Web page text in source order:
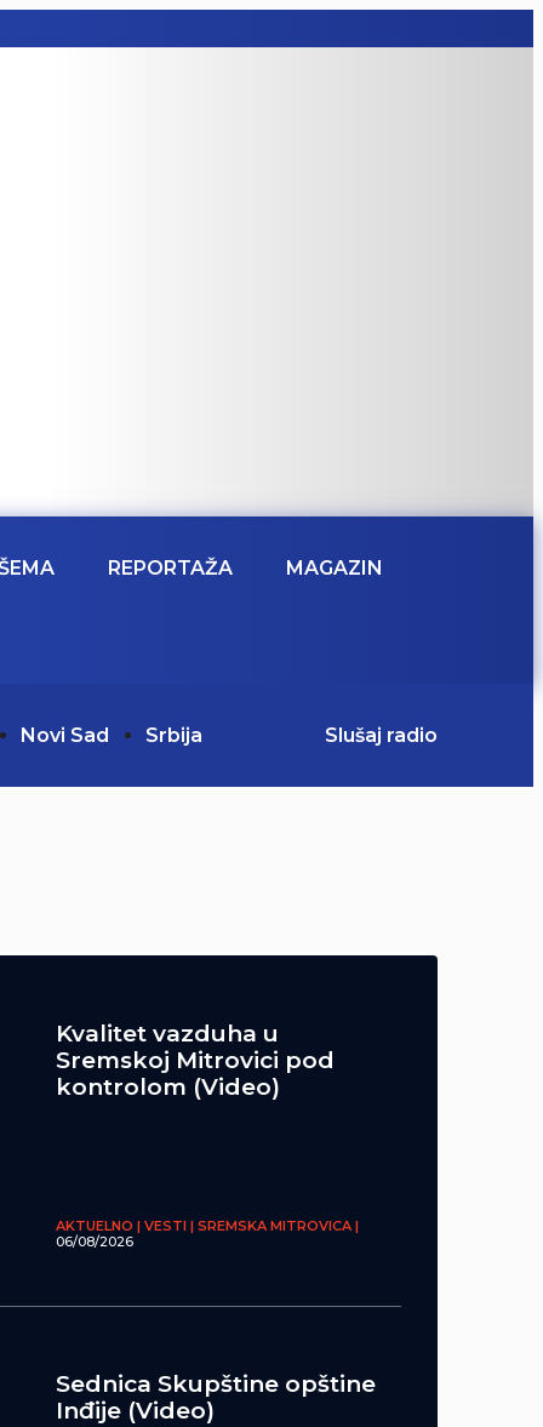
REPORTAŽA MAGAZIN
Novi Sad Srbija Slušaj radio
Kvalitet vazduha u
Sremskoj Mitrovici pod
kontrolom (Video)
AKTUELNO | VESTI | SREMSKA MITROVICA |
06/08/2026
Sednica Skupštine opštine
Inđije (Video)